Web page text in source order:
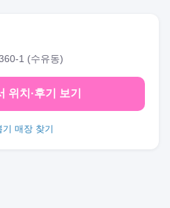
1 (수유동)
위치·후기 보기
매장 찾기